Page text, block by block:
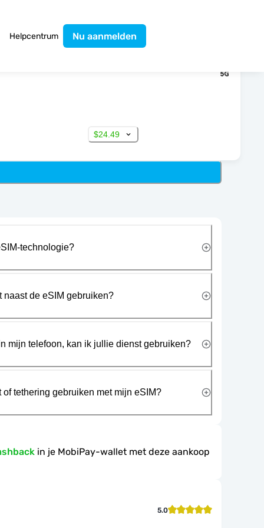
Helpcentrum Nu aanmelden
$24.49
technologie?
naast de eSIM gebruiken?
mijn telefoon, kan ik jullie dienst gebruiken?
tethering gebruiken met mijn eSIM?
in je MobiPay-wallet met deze aankoop
5.0